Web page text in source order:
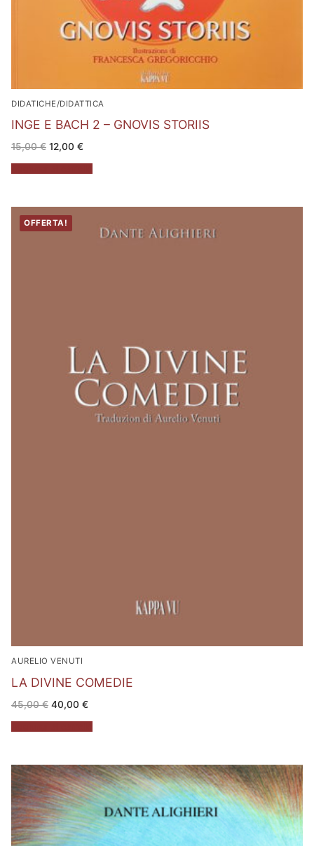
DIDATICHE/DIDATTICA
INGE E BACH 2 – GNOVIS STORIIS
15,00€ Il
prezzo
originale
era:
12,00 €Il
attuale
è:
OFFERTA!
AURELIO VENUTI
LA DIVINE COMEDIE
45,00€ Il
prezzo
originale
era:
40,00 €Il
attuale
è: